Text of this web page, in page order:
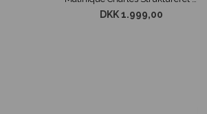
DKK 1.999,00